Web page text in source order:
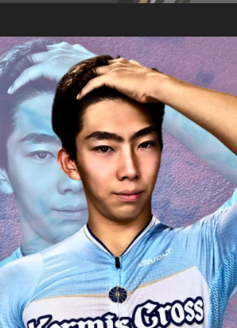
チーム・選手
競技ガイド
加盟・登録
エントリー
ROAD SERIESとは